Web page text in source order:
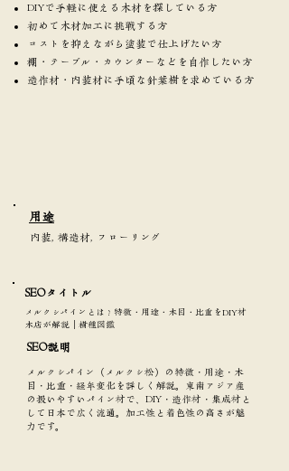
DIYで手軽に使える木材を探している方
初めて木材加工に挑戦する方
コストを抑えながら塗装で仕上げたい方
棚・テーブル・カウンターなどを自作したい方
造作材・内装材に手頃な針葉樹を求めている方
​用途
内装, 構造材, フローリング
SEOタイトル​
メルクシパインとは？特徴・用途・木目・比重をDIY材
木店が解説｜樹種図鑑
SEO説明
メルクシパイン（メルクシ松）の特徴・用途・木
目・比重・経年変化を詳しく解説。東南アジア産
の扱いやすいパイン材で、DIY・造作材・集成材と
して日本で広く流通。加工性と着色性の高さが魅
力です。